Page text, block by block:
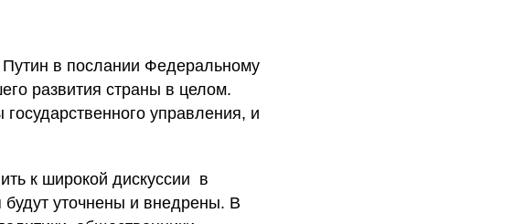
в послании Федеральному
развития страны в целом.
управления, и
к широкой дискуссии в
уточнены и внедрены. В